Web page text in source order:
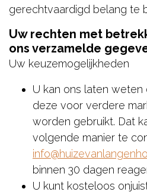
gerechtvaardigd belang te
Uw rechten met
ons verzamelde
Uw keuzemogelijkheden
U kan ons laten
deze voor verdere
worden gebruikt. Dat
volgende manier te
binnen 30 dagen
U kunt kosteloos